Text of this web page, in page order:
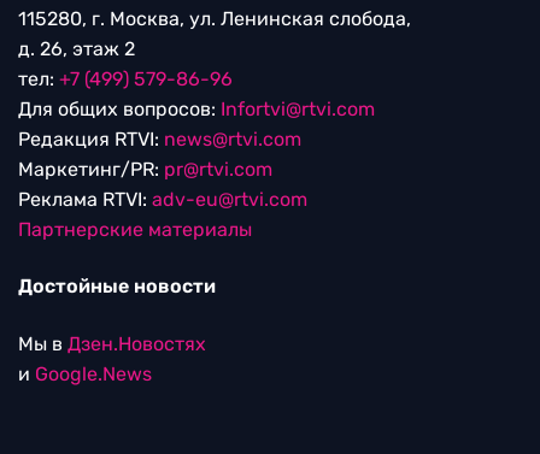
115280, г. Москва, ул. Ленинская слобода,
д. 26, этаж 2
тел: +7 (499) 579-86-96
Для общих вопросов: Infortvi@rtvi.com
Редакция RTVI: news@rtvi.com
Маркетинг/PR: pr@rtvi.com
Реклама RTVI: adv-eu@rtvi.com
Партнерские материалы
Достойные новости
Мы в Дзен.Новостях
и Google.News